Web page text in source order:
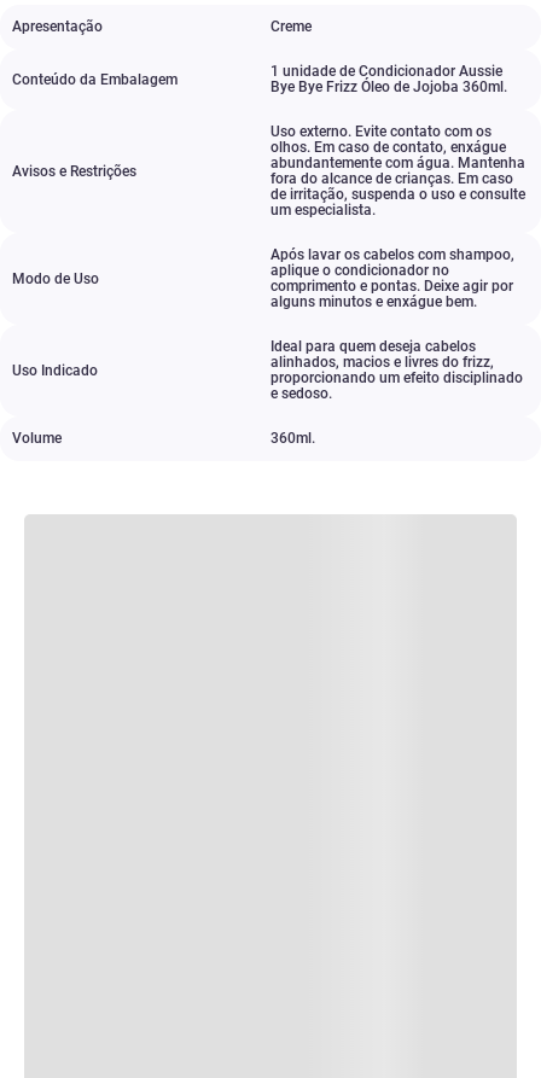
Apresentação Creme
Conteúdo da Embalagem
1 unidade de Condicionador Aussie
Bye Bye Frizz Óleo de Jojoba 360ml.
Avisos e Restrições
Uso externo. Evite contato com os
olhos. Em caso de contato, enxágue
abundantemente com água. Mantenha
fora do alcance de crianças. Em caso
de irritação, suspenda o uso e consulte
um especialista.
Modo de Uso
Após lavar os cabelos com shampoo,
aplique o condicionador no
comprimento e pontas. Deixe agir por
alguns minutos e enxágue bem.
Uso Indicado
Ideal para quem deseja cabelos
alinhados, macios e livres do frizz,
proporcionando um efeito disciplinado
e sedoso.
Volume 360ml.